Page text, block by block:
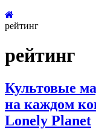
рейтинг
рейтинг
Культовые
на каждом
Lonely Planet